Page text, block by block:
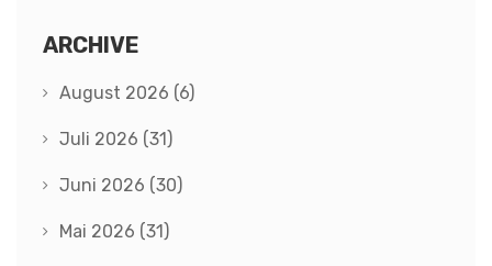
ARCHIVE
August 2026 (6)
Juli 2026 (31)
Juni 2026 (30)
Mai 2026 (31)